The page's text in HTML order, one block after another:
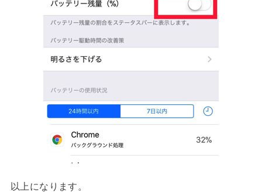
以上になります。